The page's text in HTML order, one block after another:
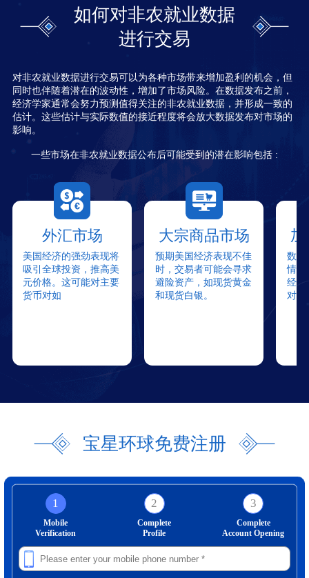
如何对非农就业数据
进行交易
对非农就业数据进行交易可以为各种市场带来增加盈利的机会，但
同时也伴随着潜在的波动性，增加了市场风险。在数据发布之前，
经济学家通常会努力预测值得关注的非农就业数据，并形成一致的
估计。这些估计与实际数值的接近程度将会放大数据发布对市场的
影响。
一些市场在非农就业数据公布后可能受到的潜在影响包括 :
外汇市场
美国经济的强劲表现将
吸引全球投资，推高美
元价格。这可能对主要
货币对如
大宗商品市场
预期美国经济表现不佳
时，交易者可能会寻求
避险资产，如现货黄金
和现货白银。
数据
情绪
经济
对加
宝星环球免费注册
1
Mobile
Verification
2
Complete
Profile
3
Complete
Account Opening